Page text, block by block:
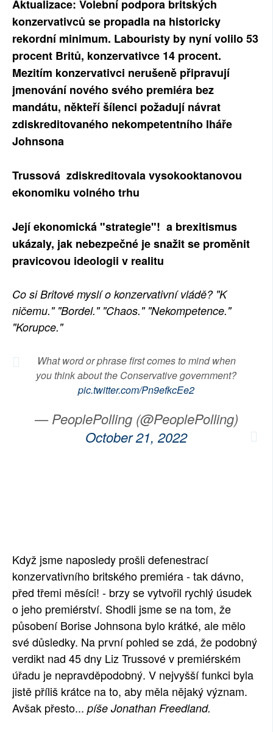
SOCIÁLNÍ SÍTĚ
RUBRIKY
PLNÁ VERZE STRÁNEK
Aktualizace: Volební podpora britských
konzervativců se propadla na historicky
rekordní minimum. Labouristy by nyní volilo 53
procent Britů, konzervativce 14 procent.
Mezitím konzervativci nerušeně připravují
jmenování nového svého premiéra bez
mandátu, někteří šílenci požadují návrat
zdiskreditovaného nekompetentního lháře
Johnsona
Trussová zdiskreditovala vysokooktanovou
ekonomiku volného trhu
Její ekonomická "strategie"! a brexitismus
ukázaly, jak nebezpečné je snažit se proměnit
pravicovou ideologii v realitu
Co si Britové myslí o konzervativní vládě? "K
ničemu." "Bordel." "Chaos." "Nekompetence."
"Korupce."
What word or phrase first comes to mind when
you think about the Conservative government?
pic.twitter.com/Pn9efkcEe2
— PeoplePolling (@PeoplePolling)
October 21, 2022
Když jsme naposledy prošli defenestrací
konzervativního britského premiéra - tak dávno,
před třemi měsíci! - brzy se vytvořil rychlý úsudek
o jeho premiérství. Shodli jsme se na tom, že
působení Borise Johnsona bylo krátké, ale mělo
své důsledky. Na první pohled se zdá, že podobný
verdikt nad 45 dny Liz Trussové v premiérském
úřadu je nepravděpodobný. V nejvyšší funkci byla
jistě příliš krátce na to, aby měla nějaký význam.
Avšak přesto... píše Jonathan Freedland.